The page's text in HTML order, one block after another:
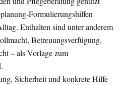
Formulierungshilfen
Enthalten sind unter anderem
Betreuungsverfügung,
– als Vorlage zum
Sicherheit und konkrete Hilfe